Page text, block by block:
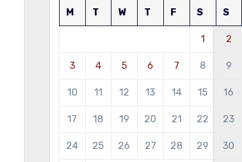
M T W T F S S
1 2
3 4 5 6 7 8 9
10 11 12 13 14 15 16
17 18 19 20 21 22 23
24 25 26 27 28 29 30